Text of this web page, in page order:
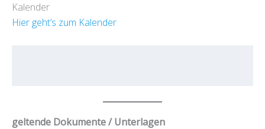
Kalender
Hier geht’s zum Kalender
geltende Dokumente / Unterlagen